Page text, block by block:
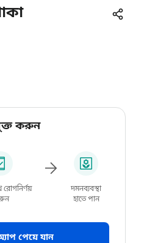
করুন
রোগনির্ণয়
দমনব্যবস্থা
হাতে পান
অ্যাপ পেয়ে যান